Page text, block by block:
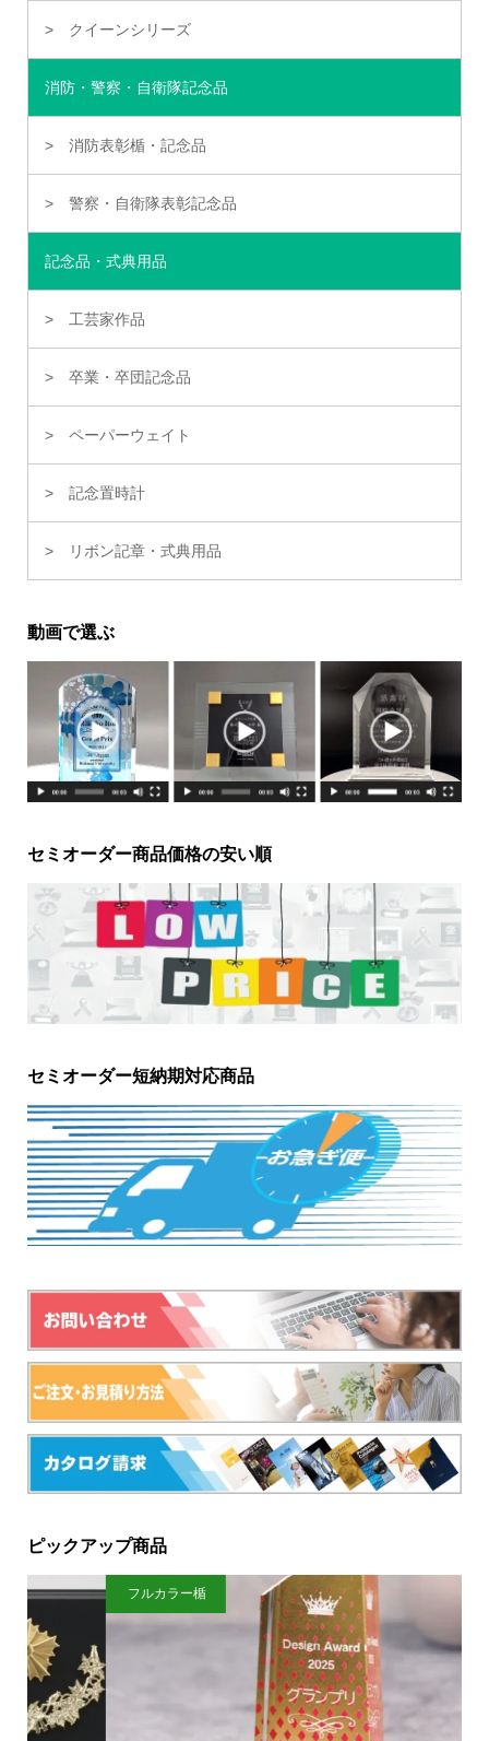
クイーンシリーズ
消防・警察・自衛隊記念品
消防表彰楯・記念品
警察・自衛隊表彰記念品
記念品・式典用品
工芸家作品
卒業・卒団記念品
ペーパーウェイト
記念置時計
リボン記章・式典用品
動画で選ぶ
セミオーダー商品価格の安い順
セミオーダー短納期対応商品
ピックアップ商品
フルカラー楯